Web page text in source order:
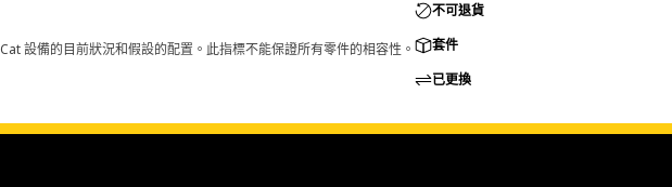
設備的目前狀況和假設的配置。此指標不能保證所有零件的相容性。
不可退貨
套件
已更換